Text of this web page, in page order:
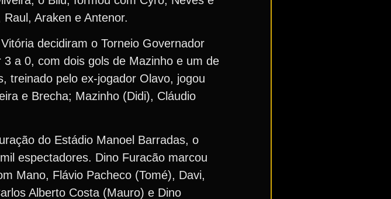
Araken e Antenor.
decidiram o Torneio Governador
a 0, com dois gols de Mazinho e um de
treinado pelo ex-jogador Olavo, jogou
e Brecha; Mazinho (Didi), Cláudio
do Estádio Manoel Barradas, o
espectadores. Dino Furacão marcou
Mano, Flávio Pacheco (Tomé), Davi,
Alberto Costa (Mauro) e Dino